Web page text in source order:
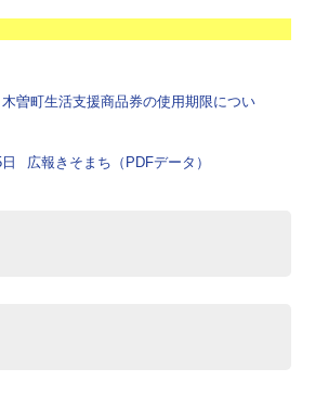
木曽町生活支援商品券の使用期限につい
広報きそまち（PDFデータ）